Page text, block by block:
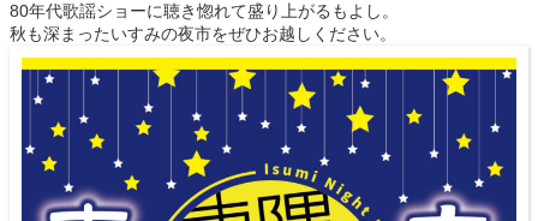
80年代歌謡ショーに聴き惚れて盛り上がるもよし。
秋も深まったいすみの夜市をぜひお越しください。